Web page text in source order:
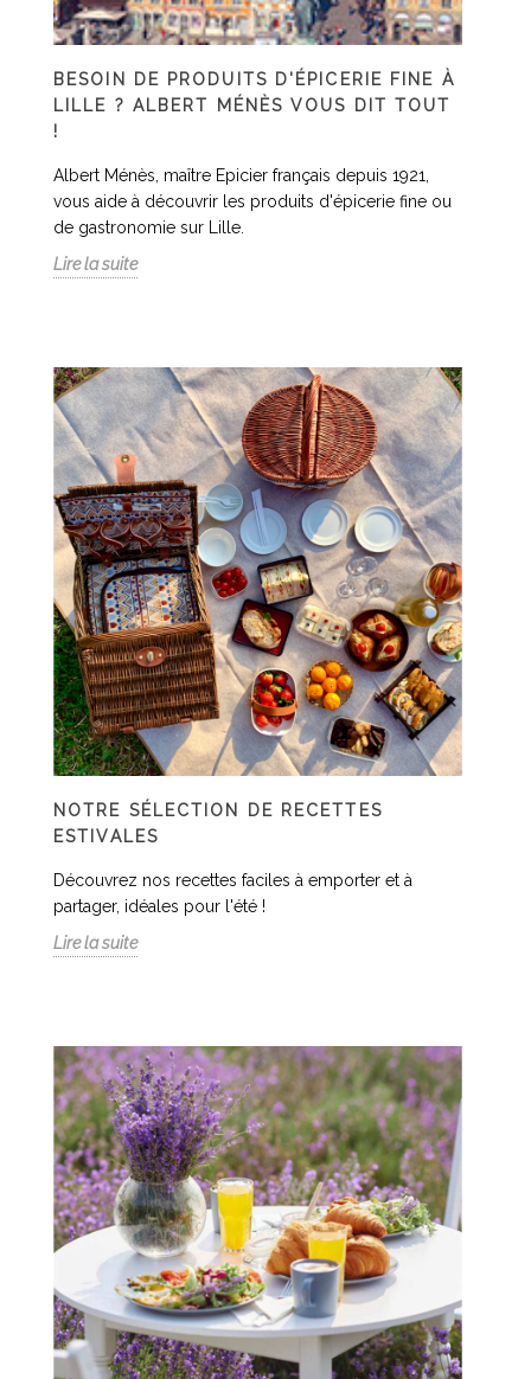
BESOIN DE PRODUITS D'ÉPICERIE FINE À
LILLE ? ALBERT MÉNÈS VOUS DIT TOUT
!
Albert Ménès, maître Epicier français depuis 1921,
vous aide à découvrir les produits d'épicerie fine ou
de gastronomie sur Lille.
Lire la suite
NOTRE SÉLECTION DE RECETTES
ESTIVALES
Découvrez nos recettes faciles à emporter et à
partager, idéales pour l'été !
Lire la suite